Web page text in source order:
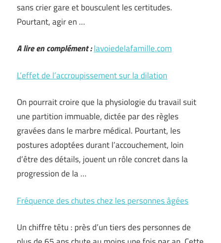
sans crier gare et bousculent les certitudes.
Pourtant, agir en …
A lire en complément :lavoiedelafamille.com
L’effet de l’accroupissement sur la dilation
On pourrait croire que la physiologie du travail suit
une partition immuable, dictée par des règles
gravées dans le marbre médical. Pourtant, les
postures adoptées durant l’accouchement, loin
d’être des détails, jouent un rôle concret dans la
progression de la …
Fréquence des chutes chez les personnes âgées
Un chiffre têtu : près d’un tiers des personnes de